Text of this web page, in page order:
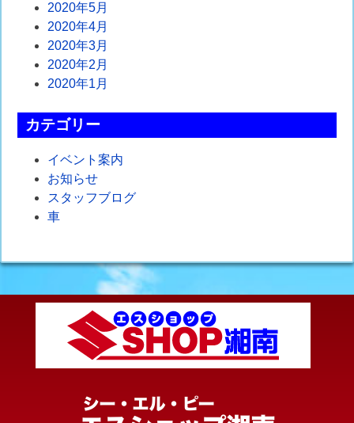
2020年5月
2020年4月
2020年3月
2020年2月
2020年1月
カテゴリー
イベント案内
お知らせ
スタッフブログ
車